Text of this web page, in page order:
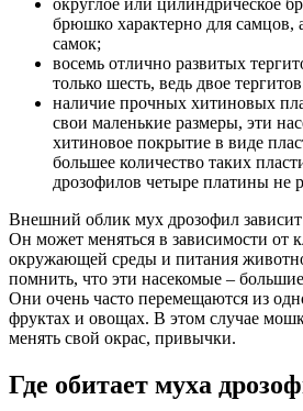
округлое или цилиндрическое
брюшко характерно для самцов,
самок;
восемь отлично развитых
только шесть, ведь двое
наличие прочных хитиновых
свои маленькие размеры, эти
хитиновое покрытие в виде
большее количество таких
дрозофилов четыре платины не
Внешний облик мух дрозофил
Он может меняться в зависимости от
окружающей среды и питания
помнить, что эти насекомые –
Они очень часто перемещаются из
фруктах и овощах. В этом случае
менять свой окрас, привычки.
Где обитает муха